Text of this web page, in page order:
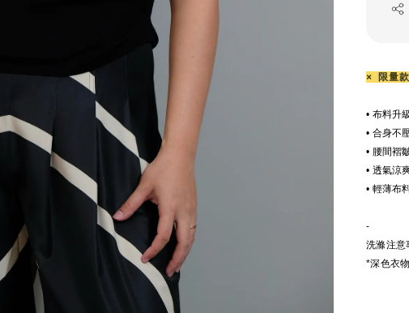
× 限量
• 布料升
• 合身不
• 腰間褶
• 透氣涼
• 輕薄布
-
洗滌注意
*深色衣